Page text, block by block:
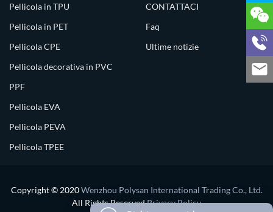
Pellicola in TPU
Pellicola in PET
Pellicola CPE
Pellicola decorativa in PVC
PPF
Pellicola EVA
Pellicola PEVA
Pellicola TPEE
CONTATTACI
Faq
Ultime notizie
Copyright © 2020Wenzhou Polysan International Trading Co., Ltd.
All Rights ReservedPrivacy Policy